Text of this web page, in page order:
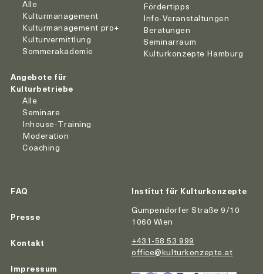
Alle
Kulturmanagement
Kulturmanagement pro+
Kulturvermittlung
Sommerakademie
Angebote für
Kulturbetriebe
Alle
Seminare
Inhouse-Training
Moderation
Coaching
Fördertipps
Info-Veranstaltungen
Beratungen
Seminarraum
Kulturkonzepte Hamburg
FAQ
Presse
Kontakt
Impressum
Institut für Kulturkonzepte
Gumpendorfer Straße 9/10
1060 Wien
+431-58 53 999
office@kulturkonzepte.at